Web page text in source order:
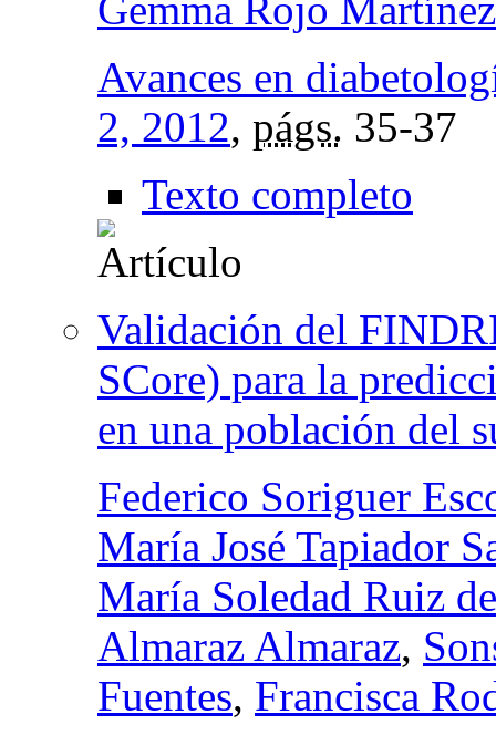
Avances en
2, 2012, págs. 35-37
Texto completo
Validación del
SCore) para la
en una población del
Federico Soriguer
María José Tapiador
María Soledad Ruiz
Almaraz Almaraz,
Fuentes, Francisca